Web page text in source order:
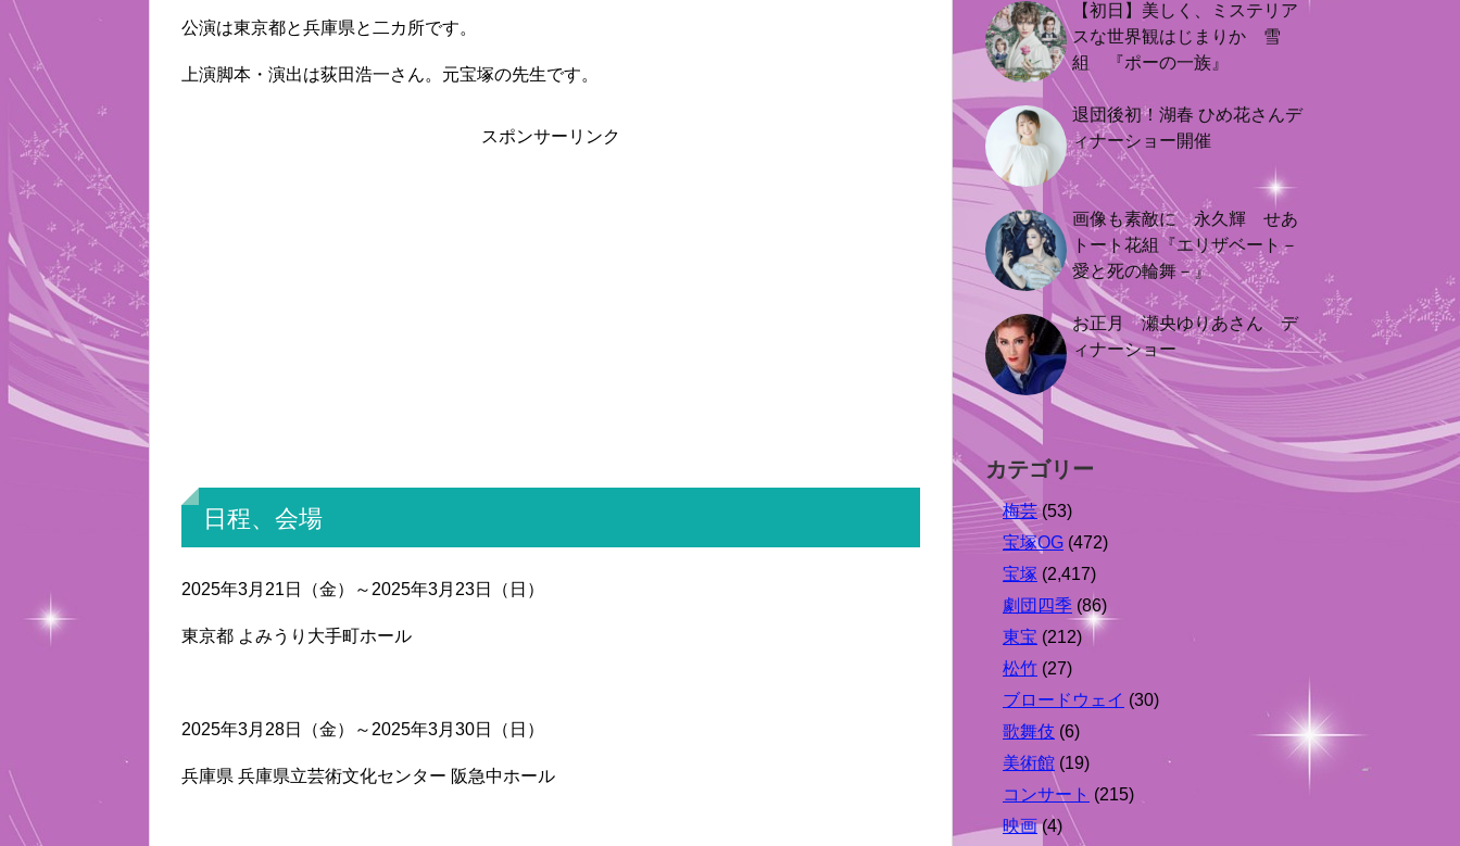
公演は東京都と兵庫県と二カ所です。
上演脚本・演出は荻田浩一さん。元宝塚の先生です。
スポンサーリンク
日程、会場
2025年3月21日（金）～2025年3月23日（日）
東京都 よみうり大手町ホール
2025年3月28日（金）～2025年3月30日（日）
兵庫県 兵庫県立芸術文化センター 阪急中ホール
【初日】美しく、ミステリア
スな世界観はじまりか 雪
組 『ポーの一族』
退団後初！湖春 ひめ花さんデ
ィナーショー開催
画像も素敵に 永久輝 せあ
トート花組『エリザベート－
愛と死の輪舞－』
お正月 瀬央ゆりあさん デ
ィナーショー
カテゴリー
梅芸(53)
宝塚OG (472)
宝塚 (2,417)
劇団四季 (86)
東宝 (212)
松竹 (27)
ブロードウェイ (30)
歌舞伎 (6)
美術館 (19)
コンサート (215)
映画(4)